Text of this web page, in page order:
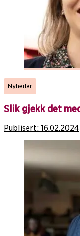
Nyheiter
Slik gjekk det
Publisert: 16.02.2024